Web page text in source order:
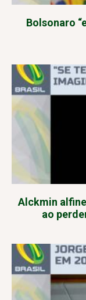
Bolsonaro
Alckmin
ao